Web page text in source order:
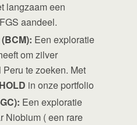
langzaam een
aandeel.
Een exploratie
om zilver
te zoeken. Met
HOLD in onze portfolio
Een exploratie
Niobium ( een rare